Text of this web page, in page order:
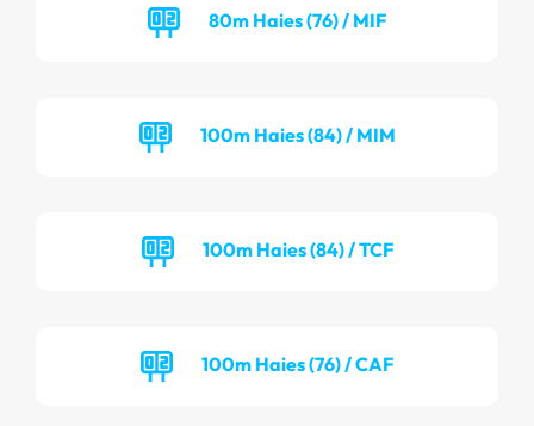
80m Haies (76) / MIF
100m Haies (84) / MIM
100m Haies (84) / TCF
100m Haies (76) / CAF